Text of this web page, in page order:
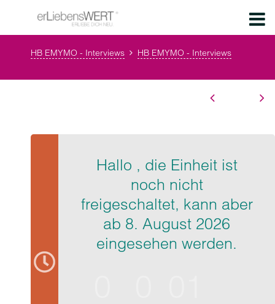
HB EMYMO - Interviews HB EMYMO - Interviews
Hallo , die Einheit ist
noch nicht
freigeschaltet, kann aber
ab 8. August 2026
eingesehen werden.